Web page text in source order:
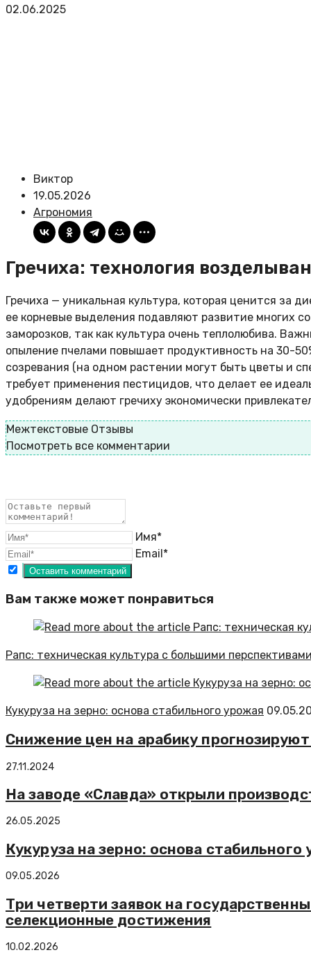
02.06.2025
Виктор
19.05.2026
Агрономия
Гречиха: технология
Гречиха — уникальная культура, которая ценится за
ее корневые выделения подавляют развитие многих
заморозков, так как культура очень теплолюбива.
опыление пчелами повышает продуктивность на 30-
созревания (на одном растении могут быть цветы и
требует применения пестицидов, что делает ее
удобрениям делают гречиху экономически
Межтекстовые Отзывы
Посмотреть все комментарии
Имя*
Email*
Вам также может понравиться
Рапс: техническая культура с большими
Кукуруза на зерно: основа стабильного урожая
Снижение цен на арабику
27.11.2024
На заводе «Славда» открыли
26.05.2025
Кукуруза на зерно: основа стабильного
09.05.2026
Три четверти заявок на
селекционные достижения
10.02.2026